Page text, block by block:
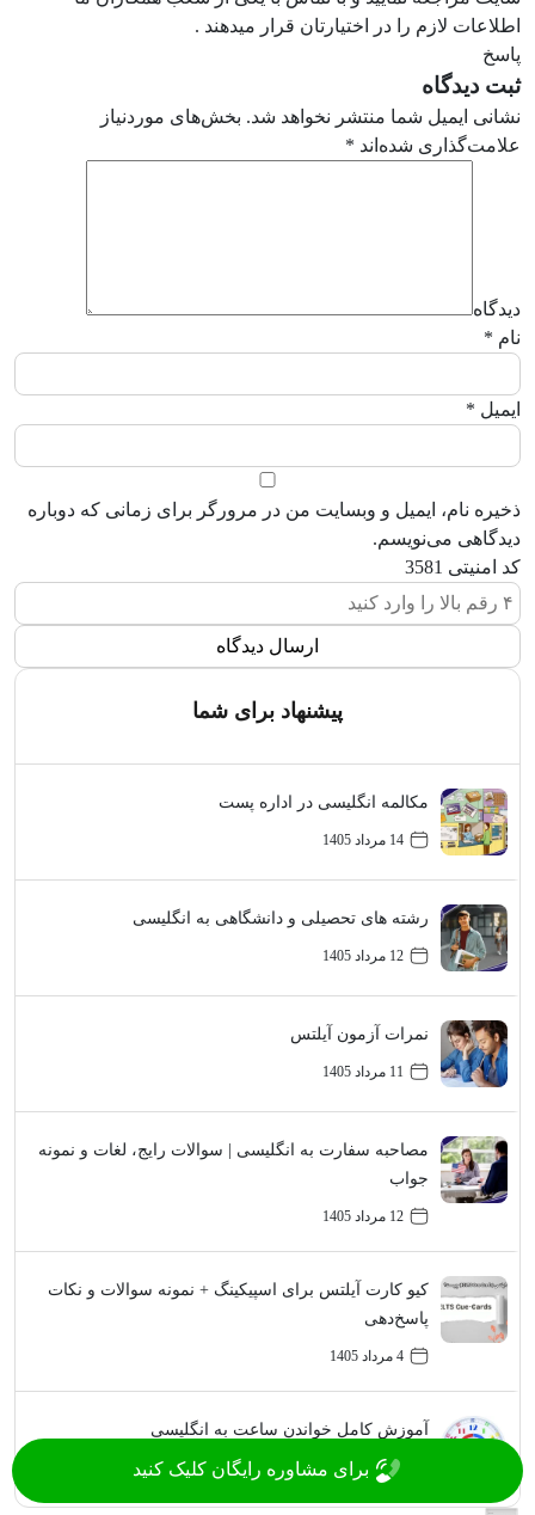
اطلاعات لازم را در اختیارتان قرار میدهند .
پاسخ
ثبت دیدگاه
نشانی ایمیل شما منتشر نخواهد شد. بخش‌های موردنیاز
علامت‌گذاری شده‌اند *
دیدگاه
نام *
ایمیل *
ذخیره نام، ایمیل و وبسایت من در مرورگر برای زمانی که دوباره
دیدگاهی می‌نویسم.
کد امنیتی 3581
پیشنهاد برای شما
مکالمه انگلیسی در اداره پست
14 مرداد 1405
رشته های تحصیلی و دانشگاهی به انگلیسی
12 مرداد 1405
نمرات آزمون آیلتس
11 مرداد 1405
مصاحبه سفارت به انگلیسی | سوالات رایج، لغات و نمونه
جواب
12 مرداد 1405
کیو کارت آیلتس برای اسپیکینگ + نمونه سوالات و نکات
پاسخ‌دهی
4 مرداد 1405
آموزش کامل خواندن ساعت به انگلیسی
31 تیر 1405 برای مشاوره رایگان کلیک کنید